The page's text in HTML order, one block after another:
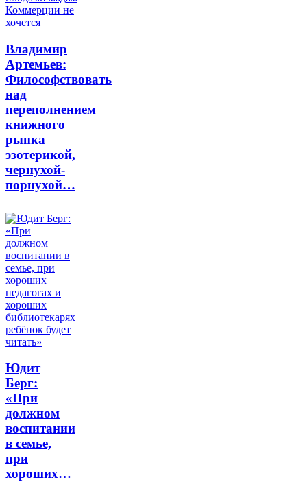
Владимир
Артемьев:
Философствовать
над
переполнением
книжного
рынка
эзотерикой,
чернухой-
порнухой…
Юдит
Берг:
«При
должном
воспитании
в семье,
при
хороших…